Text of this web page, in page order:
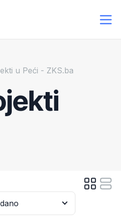
u Peći - ZKS.ba